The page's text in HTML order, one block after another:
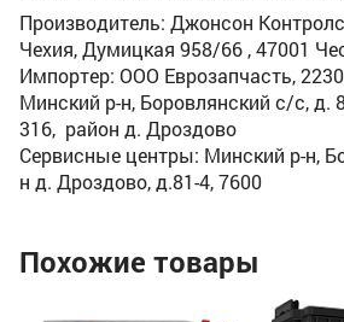
Производитель: Джонсон
Чехия, Думицкая 958/66 , 47001
Импортер: ООО Еврозапчасть,
Минский р-н, Боровлянский с/с, д.
316, район д. Дроздово
Сервисные центры: Минский р-н,
н д. Дроздово, д.81-4, 7600
Похожие товары